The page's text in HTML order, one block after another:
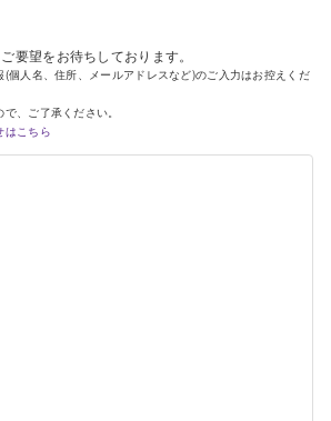
要望をお待ちしております。
個人名、住所、メールアドレスなど)のご入力はお控えくだ
、ご了承ください。
はこちら